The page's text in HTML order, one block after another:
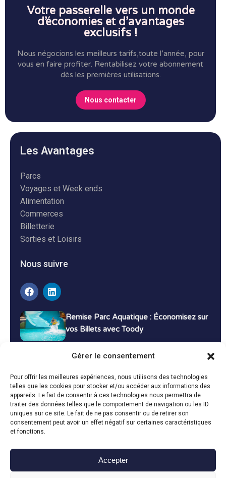
Gérer le consentement
Pour offrir les meilleures expériences, nous utilisons des technologies
telles que les cookies pour stocker et/ou accéder aux informations des
appareils. Le fait de consentir à ces technologies nous permettra de
traiter des données telles que le comportement de navigation ou les ID
uniques sur ce site. Le fait de ne pas consentir ou de retirer son
consentement peut avoir un effet négatif sur certaines caractéristiques
et fonctions.
Accepter
Votre passerelle vers un monde
d’économies et d’avantages
exclusifs !
Nous négocions les meilleurs tarifs,toute l’année, pour
vous en faire profiter. Rentabilisez votre abonnement
dès les premières utilisations.
Nous contacter
Les Avantages
Parcs
Voyages et Week ends
Alimentation
Commerces
Billetterie
Sorties et Loisirs
Nous suivre
Remise Parc Aquatique : Économisez sur
vos Billets avec Toody
Bons Plans Voyage : Économisez sur vos
Vacances avec Toody
13 décembre 2024 Bon plans
Toody © 2024